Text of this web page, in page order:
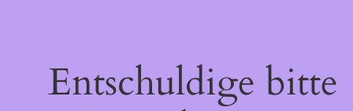
Entschuldige bitte